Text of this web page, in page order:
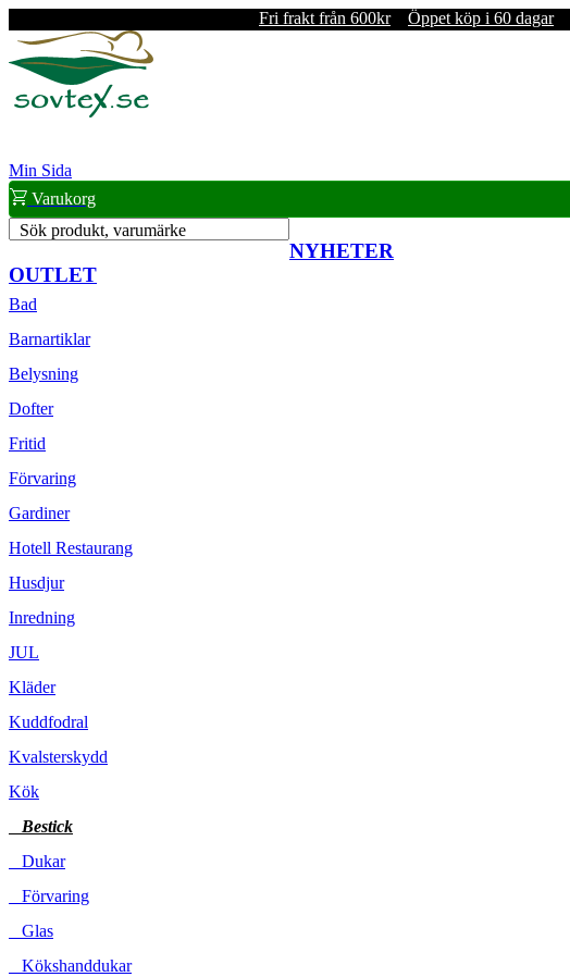
Fri frakt från 600kr Öppet köp i 60 dagar
Min Sida
Varukorg
Sök produkt, varumärke
NYHETER
OUTLET
Bad
Barnartiklar
Belysning
Dofter
Fritid
Förvaring
Gardiner
Hotell Restaurang
Husdjur
Inredning
JUL
Kläder
Kuddfodral
Kvalsterskydd
Kök
Bestick
Dukar
Förvaring
Glas
Kökshanddukar